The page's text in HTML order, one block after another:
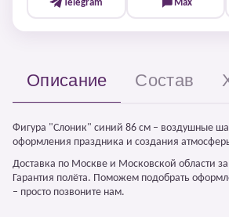
Telegram Max
Описание Состав
Фигура "Слоник" синий 86 см – воздушные
оформления праздника и создания
Доставка по Москве и Московской области за
Гарантия полёта. Поможем подобрать
– просто позвоните нам.